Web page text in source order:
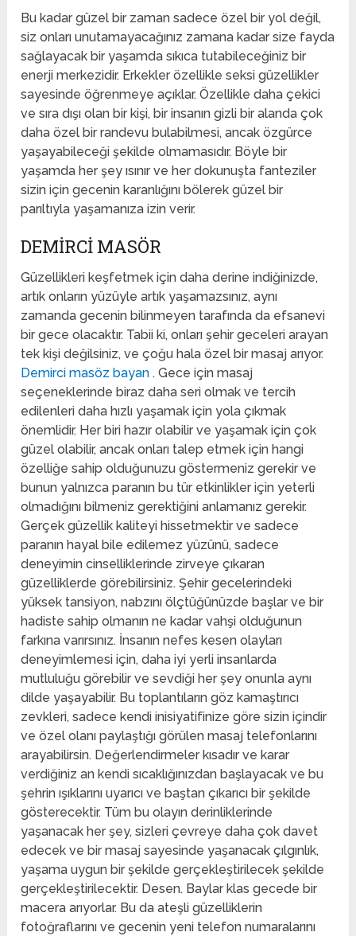
Bu kadar güzel bir zaman sadece özel bir yol değil,
siz onları unutamayacağınız zamana kadar size fayda
sağlayacak bir yaşamda sıkıca tutabileceğiniz bir
enerji merkezidir. Erkekler özellikle seksi güzellikler
sayesinde öğrenmeye açıklar. Özellikle daha çekici
ve sıra dışı olan bir kişi, bir insanın gizli bir alanda çok
daha özel bir randevu bulabilmesi, ancak özgürce
yaşayabileceği şekilde olmamasıdır. Böyle bir
yaşamda her şey ısınır ve her dokunuşta fanteziler
sizin için gecenin karanlığını bölerek güzel bir
parıltıyla yaşamanıza izin verir.
DEMIRCI MASÖR
Güzellikleri keşfetmek için daha derine indiğinizde,
artık onların yüzüyle artık yaşamazsınız, aynı
zamanda gecenin bilinmeyen tarafında da efsanevi
bir gece olacaktır. Tabii ki, onları şehir geceleri arayan
tek kişi değilsiniz, ve çoğu hala özel bir masaj arıyor.
Demirci masöz bayan. Gece için masaj
seçeneklerinde biraz daha seri olmak ve tercih
edilenleri daha hızlı yaşamak için yola çıkmak
önemlidir. Her biri hazır olabilir ve yaşamak için çok
güzel olabilir, ancak onları talep etmek için hangi
özelliğe sahip olduğunuzu göstermeniz gerekir ve
bunun yalnızca paranın bu tür etkinlikler için yeterli
olmadığını bilmeniz gerektiğini anlamanız gerekir.
Gerçek güzellik kaliteyi hissetmektir ve sadece
paranın hayal bile edilemez yüzünü, sadece
deneyimin cinselliklerinde zirveye çıkaran
güzelliklerde görebilirsiniz. Şehir gecelerindeki
yüksek tansiyon, nabzını ölçtüğünüzde başlar ve bir
hadiste sahip olmanın ne kadar vahşi olduğunun
farkına varırsınız. İnsanın nefes kesen olayları
deneyimlemesi için, daha iyi yerli insanlarda
mutluluğu görebilir ve sevdiği her şey onunla aynı
dilde yaşayabilir. Bu toplantıların göz kamaştırıcı
zevkleri, sadece kendi inisiyatifinize göre sizin içindir
ve özel olanı paylaştığı görülen masaj telefonlarını
arayabilirsin. Değerlendirmeler kısadır ve karar
verdiğiniz an kendi sıcaklığınızdan başlayacak ve bu
şehrin ışıklarını uyarıcı ve baştan çıkarıcı bir şekilde
gösterecektir. Tüm bu olayın derinliklerinde
yaşanacak her şey, sizleri çevreye daha çok davet
edecek ve bir masaj sayesinde yaşanacak çılgınlık,
yaşama uygun bir şekilde gerçekleştirilecek şekilde
gerçekleştirilecektir. Desen. Baylar klas gecede bir
macera arıyorlar. Bu da ateşli güzelliklerin
fotoğraflarını ve gecenin yeni telefon numaralarını